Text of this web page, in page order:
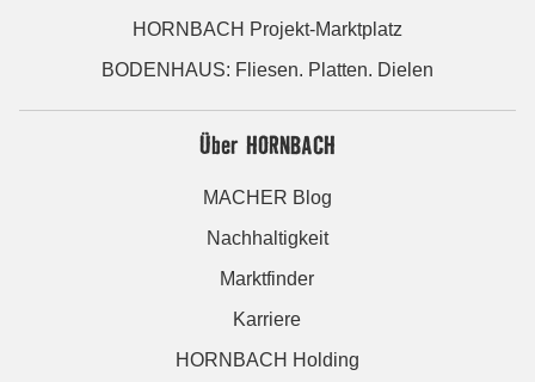
HORNBACH Projekt-Marktplatz
BODENHAUS: Fliesen. Platten. Dielen
Über HORNBACH
MACHER Blog
Nachhaltigkeit
Marktfinder
Karriere
HORNBACH Holding